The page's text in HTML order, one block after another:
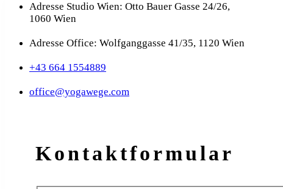
Adresse Studio Wien: Otto Bauer Gasse 24/26,
1060 Wien
Adresse Office: Wolfganggasse 41/35, 1120 Wien
+43 664 1554889
office@yogawege.com
Kontakt­formular